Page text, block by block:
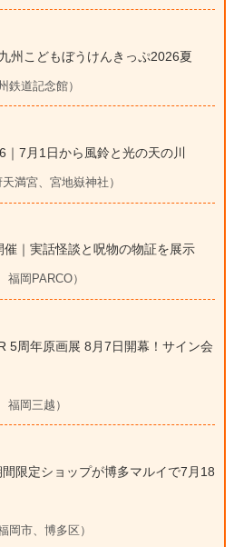
州こどもぼうけんきっぷ2026夏
鉄道記念館）
7月1日から風鈴と光の天の川
満宮、宮地嶽神社）
｜実話怪談と呪物の物証を展示
岡PARCO）
5周年原画展 8月7日開幕！サイン会
岡三越）
限定ショップが博多マルイで7月18
岡市、博多区）